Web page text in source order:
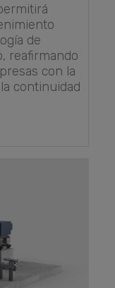
de
reafirmando
con la
continuidad